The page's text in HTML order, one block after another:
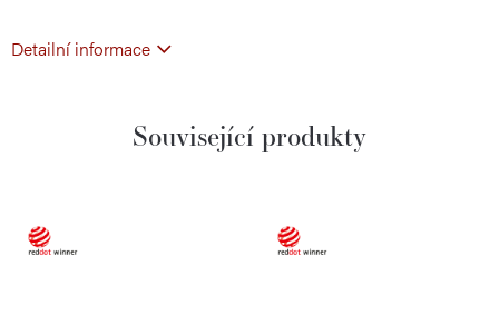
Detailní informace
Související produkty